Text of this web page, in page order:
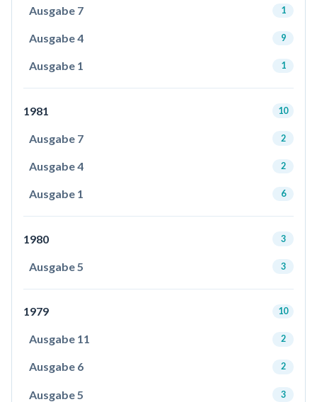
Ausgabe 7 1
Ausgabe 4 9
Ausgabe 1 1
1981 10
Ausgabe 7 2
Ausgabe 4 2
Ausgabe 1 6
1980 3
Ausgabe 5 3
1979 10
Ausgabe 11 2
Ausgabe 6 2
Ausgabe 5 3